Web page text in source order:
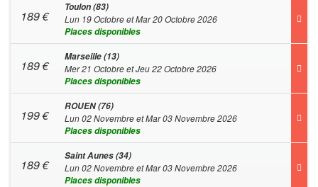
189€
Toulon (83)
Lun 19 Octobre et Mar 20 Octobre 2026
Places disponibles
189€
Marseille (13)
Mer 21 Octobre et Jeu 22 Octobre 2026
Places disponibles
199€
ROUEN (76)
Lun 02 Novembre et Mar 03 Novembre 2026
Places disponibles
189€
Saint Aunes (34)
Lun 02 Novembre et Mar 03 Novembre 2026
Places disponibles